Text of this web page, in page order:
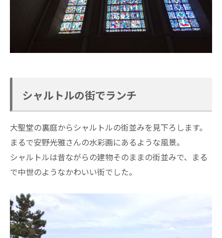
シャルトルの街でランチ
大聖堂の裏庭からシャルトルの街並みを見下ろします。
まるで安野光雅さんの水彩画にあるような風景。
シャルトルは昔ながらの建物そのままの街並みで、まる
で中世のようなかわいい街でした。